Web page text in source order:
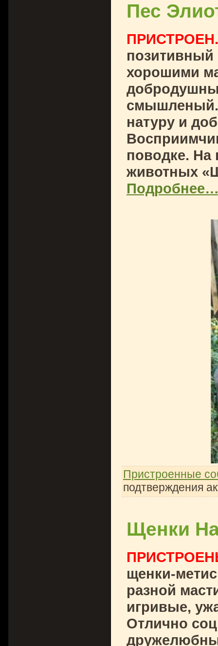
Пес
ПРИСТРОЕН.
позитивный
хорошими
смышленый.
натуру и
поводке. На
животных
Пристроенные
подтверждения
Щенки
щенки-
разной
игривые,
Отлично